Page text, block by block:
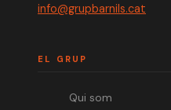
info@grupbarnils.cat
EL GRUP
Qui som